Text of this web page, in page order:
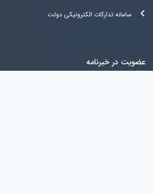
سامانه تدارکات الکترونیکی دولت
عضویت در خبرنامه